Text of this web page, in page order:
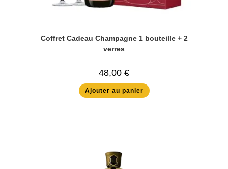
Coffret Cadeau Champagne 1 bouteille + 2
verres
48,00 €
Ajouter au panier